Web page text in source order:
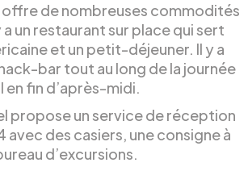
offre de nombreuses commodités
a un restaurant sur place qui sert
et un petit-déjeuner. Il y a
bar tout au long de la journée
en fin d’après-midi.
propose un service de réception
avec des casiers, une consigne à
d’excursions.